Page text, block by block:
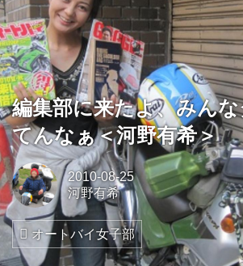
編集部に来たよ、みん
てんなぁ＜河野有希＞
2010-08-25
河野有希
オートバイ女子部